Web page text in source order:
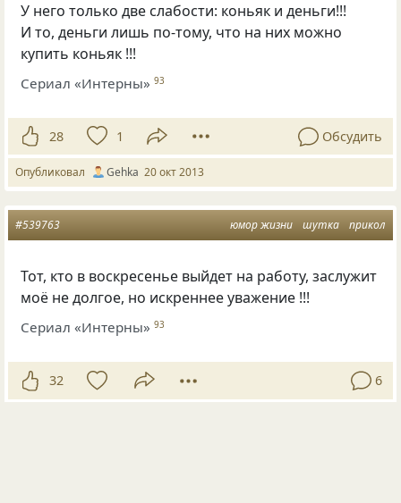
У него только две слабости: коньяк и деньги!!!
И то, деньги лишь по-тому, что на них можно
купить коньяк !!!
Сериал «Интерны» 93
28 1 Обсудить
Опубликовал Gehka 20 окт 2013
юмор жизни шутка прикол
#539763
Тот, кто в воскресенье выйдет на работу, заслужит
моё не долгое, но искреннее уважение !!!
Сериал «Интерны» 93
32 6